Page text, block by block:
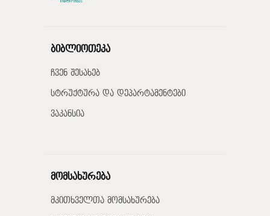
ბიბლიოთეკა
ჩვენ შესახებ
სტრუქტურა და დეპარტამენტები
ვაკანსია
მომსახურება
მკითხველთა მომსახურება